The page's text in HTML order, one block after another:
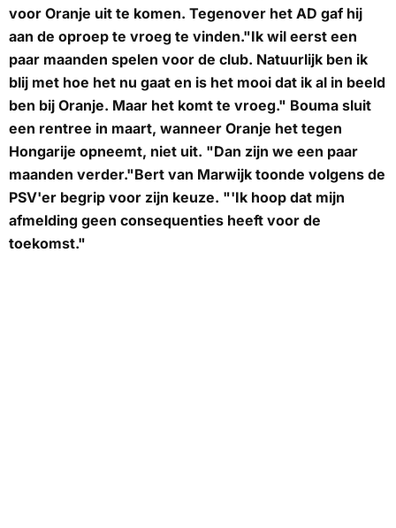
voor Oranje uit te komen. Tegenover het AD gaf hij
aan de oproep te vroeg te vinden."Ik wil eerst een
paar maanden spelen voor de club. Natuurlijk ben ik
blij met hoe het nu gaat en is het mooi dat ik al in beeld
ben bij Oranje. Maar het komt te vroeg." Bouma sluit
een rentree in maart, wanneer Oranje het tegen
Hongarije opneemt, niet uit. "Dan zijn we een paar
maanden verder."Bert van Marwijk toonde volgens de
PSV'er begrip voor zijn keuze. "'Ik hoop dat mijn
afmelding geen consequenties heeft voor de
toekomst."